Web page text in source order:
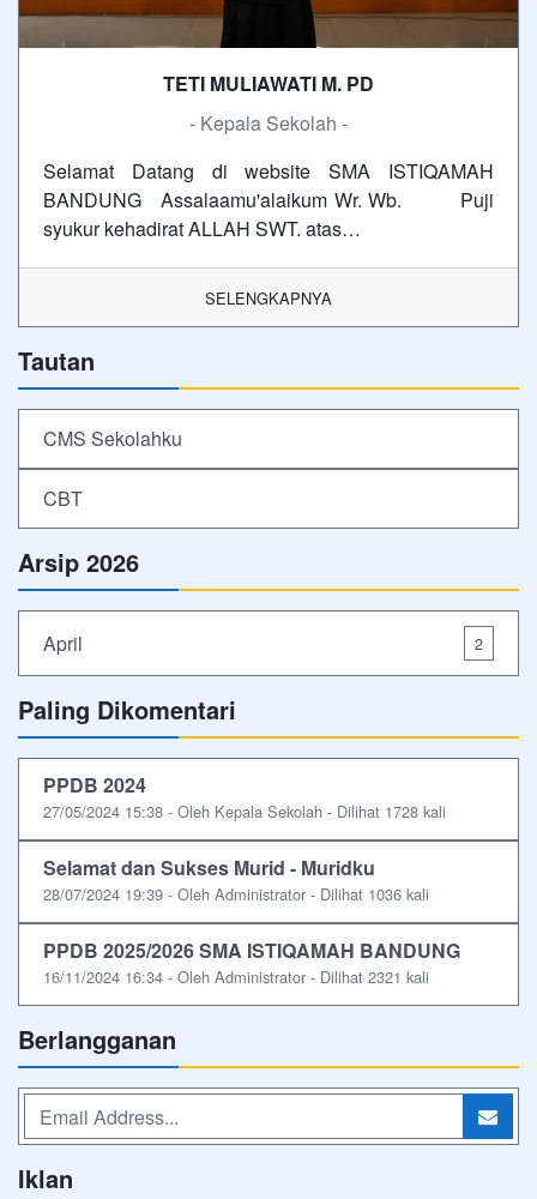
TETI MULIAWATI M. PD
- Kepala Sekolah -
Selamat Datang di website SMA ISTIQAMAH
BANDUNG Assalaamu'alaikum Wr. Wb. Puji
syukur kehadirat ALLAH SWT. atas…
SELENGKAPNYA
Tautan
CMS Sekolahku
CBT
Arsip 2026
April 2
Paling Dikomentari
PPDB 2024
27/05/2024 15:38 - Oleh Kepala Sekolah - Dilihat 1728 kali
Selamat dan Sukses Murid - Muridku
28/07/2024 19:39 - Oleh Administrator - Dilihat 1036 kali
PPDB 2025/2026 SMA ISTIQAMAH BANDUNG
16/11/2024 16:34 - Oleh Administrator - Dilihat 2321 kali
Berlangganan
Iklan